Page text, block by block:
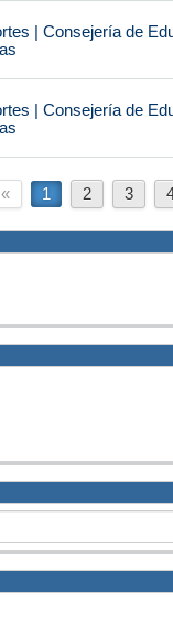
| Consejería de
| Consejería de
« 1 2 3